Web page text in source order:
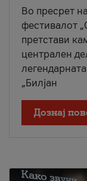
Во пресрет
фестивалот
претстави
централен
„Билјан
Дознај